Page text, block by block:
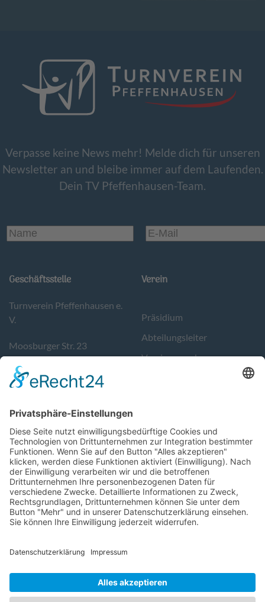
Verpasse keine News mehr! Melde dich für unseren
Newsletter an und bleibe immer auf dem Laufenden.
Dein TV Pfeffenhausen-Team.
Geschäftsstelle
Turnverein Pfeffenhausen e.
V.
Moosburger Str. 23
84076 Pfeffenhausen
Tel. 08782/9783400
Geschäftszeiten:
Donnerstag von 17-19 Uhr.
Verein
Präsidium
Abteilungsleiter
Vereinsausschuss
Support
Impressum
Datenschutz
Login
Follow Us
tvpfeffenhausen
pfeffenhausen